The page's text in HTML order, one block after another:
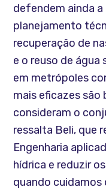
defendem ainda
planejamento
recuperação de
e o reuso de água
em metrópoles
mais eficazes são
consideram o
ressalta Beli, que
Engenharia
hídrica e reduzir
quando